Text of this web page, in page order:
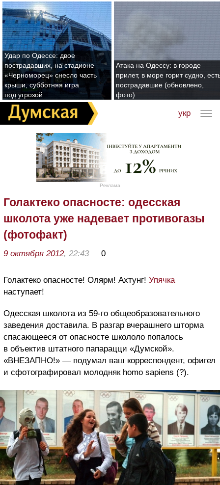
Удар по Одессе: двое
пострадавших, на стадионе
«Черноморец» снесло часть
крыши, субботняя игра
под угрозой
Атака на Одессу: в городе
прилет, в море горит судно,
пострадавшие (обновлено,
фото)
укр
Реклама
Голактеко опасносте: одесская
школота уже надевает противогазы
(фотофакт)
9 октября 2012, 22:43 0
Голактеко опасносте! Олярм! Ахтунг! Упячка
наступает!
Одесская школота из 59-го общеобразовательного
заведения доставила. В разгар вчерашнего шторма
спасающееся от опасносте школоло попалось
в объектив штатного папарацци «Думской».
«ВНЕЗАПНО!» — подумал ваш корреспондент, офигел
и сфотографировал молодняк homo sapiens (?).